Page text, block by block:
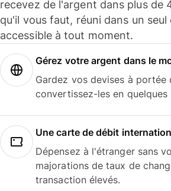
recevez de l'argent dans plus de
qu'il vous faut, réuni dans un seul
accessible à tout moment.
Gérez votre argent dans le
Gardez vos devises à portée
convertissez-les en quelques
Une carte de débit
Dépensez à l'étranger sans
majorations de taux de
transaction élevés.